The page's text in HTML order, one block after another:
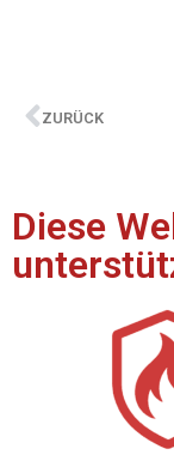
ZURÜCK
Diese